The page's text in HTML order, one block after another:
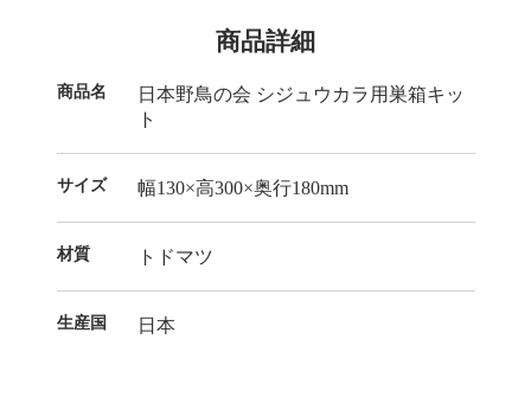
商品詳細
商品名
日本野鳥の会 シジュウカラ用巣箱キッ
ト
サイズ 幅130×高300×奥行180mm
材質 トドマツ
生産国 日本